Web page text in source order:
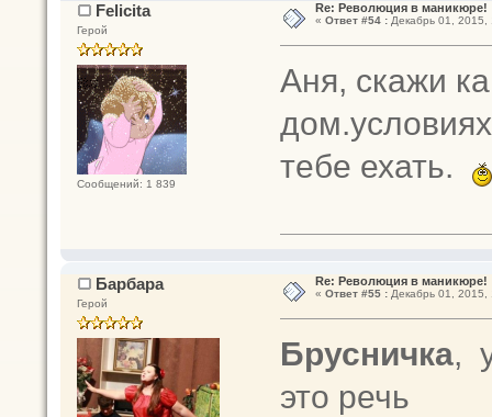
Felicita
Герой
Сообщений: 1 839
Re: Революция в маникюре!
« Ответ #54 :Декабрь 01, 2015,
Аня, скажи
тебе ехать.
Барбара
Герой
Re: Революция в маникюре!
« Ответ #55 :Декабрь 01, 2015,
Брусничка,
это речь